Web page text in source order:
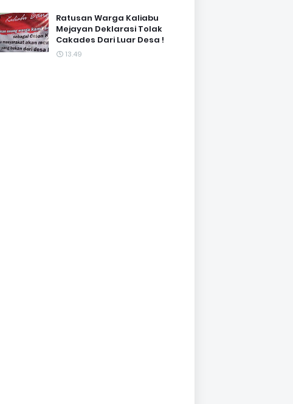
Ratusan Warga Kaliabu
Mejayan Deklarasi Tolak
Cakades Dari Luar Desa !
13.49